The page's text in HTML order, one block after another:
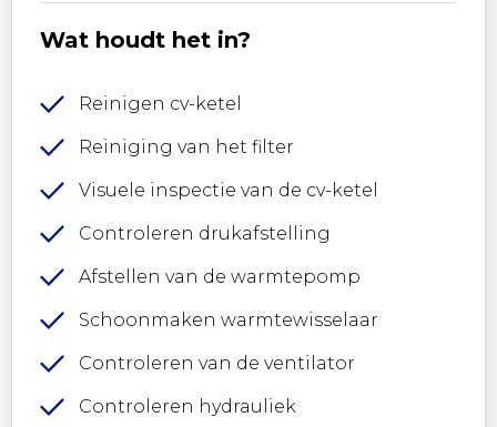
Wat houdt het in?
Reinigen cv-ketel
Reiniging van het filter
Visuele inspectie van de cv-ketel
Controleren drukafstelling
Afstellen van de warmtepomp
Schoonmaken warmtewisselaar
Controleren van de ventilator
Controleren hydrauliek